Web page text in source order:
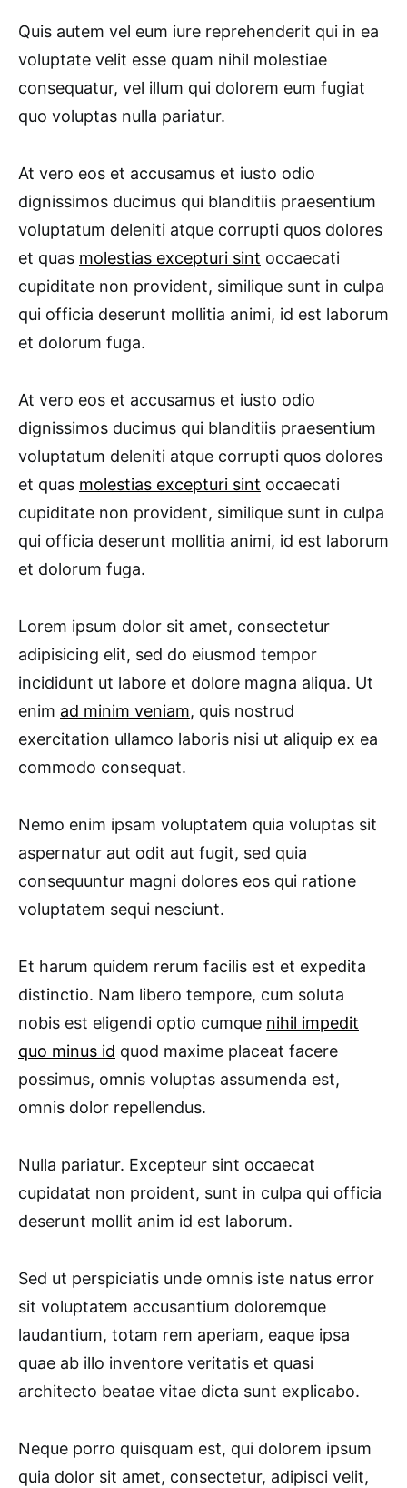
Quis autem vel eum iure reprehenderit qui in ea
voluptate velit esse quam nihil molestiae
consequatur, vel illum qui dolorem eum fugiat
quo voluptas nulla pariatur.
At vero eos et accusamus et iusto odio
dignissimos ducimus qui blanditiis praesentium
voluptatum deleniti atque corrupti quos dolores
et quas molestias excepturi sint occaecati
cupiditate non provident, similique sunt in culpa
qui officia deserunt mollitia animi, id est laborum
et dolorum fuga.
At vero eos et accusamus et iusto odio
dignissimos ducimus qui blanditiis praesentium
voluptatum deleniti atque corrupti quos dolores
et quas molestias excepturi sint occaecati
cupiditate non provident, similique sunt in culpa
qui officia deserunt mollitia animi, id est laborum
et dolorum fuga.
Lorem ipsum dolor sit amet, consectetur
adipisicing elit, sed do eiusmod tempor
incididunt ut labore et dolore magna aliqua. Ut
enim ad minim veniam, quis nostrud
exercitation ullamco laboris nisi ut aliquip ex ea
commodo consequat.
Nemo enim ipsam voluptatem quia voluptas sit
aspernatur aut odit aut fugit, sed quia
consequuntur magni dolores eos qui ratione
voluptatem sequi nesciunt.
Et harum quidem rerum facilis est et expedita
distinctio. Nam libero tempore, cum soluta
nobis est eligendi optio cumque nihil impedit
quo minus id quod maxime placeat facere
possimus, omnis voluptas assumenda est,
omnis dolor repellendus.
Nulla pariatur. Excepteur sint occaecat
cupidatat non proident, sunt in culpa qui officia
deserunt mollit anim id est laborum.
Sed ut perspiciatis unde omnis iste natus error
sit voluptatem accusantium doloremque
laudantium, totam rem aperiam, eaque ipsa
quae ab illo inventore veritatis et quasi
architecto beatae vitae dicta sunt explicabo.
Neque porro quisquam est, qui dolorem ipsum
quia dolor sit amet, consectetur, adipisci velit,